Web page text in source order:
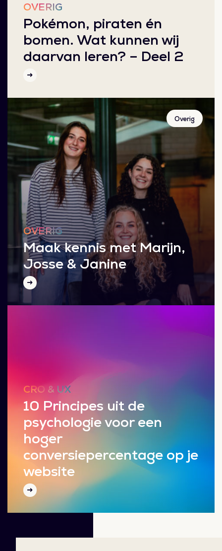
OVERIG
Pokémon, piraten én
bomen. Wat kunnen wij
daarvan leren? – Deel 2
Overig
OVERIG
Maak kennis met Marijn,
Josse & Janine
CRO & UX
10 Principes uit de
psychologie voor een
hoger
conversiepercentage op je
website